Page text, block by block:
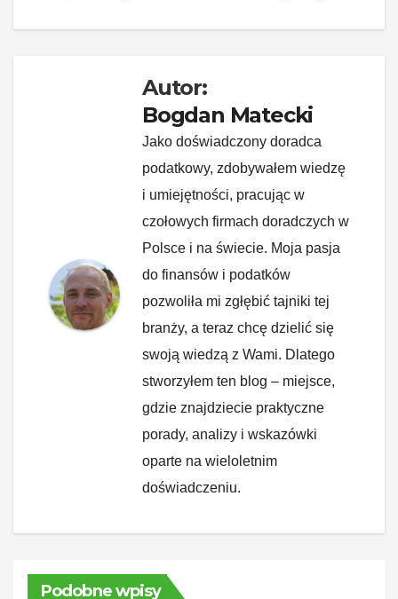
k
Autor:
Bogdan Matecki
Jako doświadczony doradca
podatkowy, zdobywałem wiedzę
i umiejętności, pracując w
czołowych firmach doradczych w
Polsce i na świecie. Moja pasja
do finansów i podatków
pozwoliła mi zgłębić tajniki tej
branży, a teraz chcę dzielić się
swoją wiedzą z Wami. Dlatego
stworzyłem ten blog – miejsce,
gdzie znajdziecie praktyczne
porady, analizy i wskazówki
oparte na wieloletnim
doświadczeniu.
Podobne wpisy